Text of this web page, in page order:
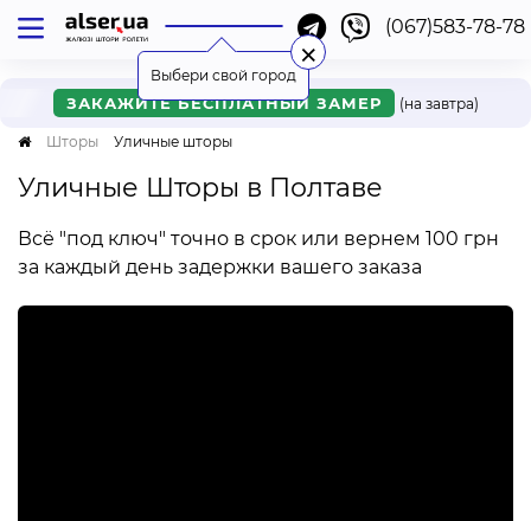
Киев
Одесса
Львов
Харьков
Днепр
Ужгород
Винница
Мукачево
Черкассы
Ровно
Онлайн
Выбери свой город
×
(067)583-78-78
ЗАКАЖИТЕ БЕСПЛАТНЫЙ ЗАМЕР (на завтра)
Шторы Уличные шторы
Уличные Шторы в Полтаве
Всё "под ключ" точно в срок или вернем 100 грн
за каждый день задержки вашего заказа